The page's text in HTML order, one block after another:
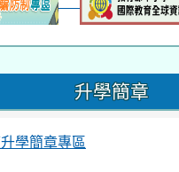
升學簡章
學簡章專區